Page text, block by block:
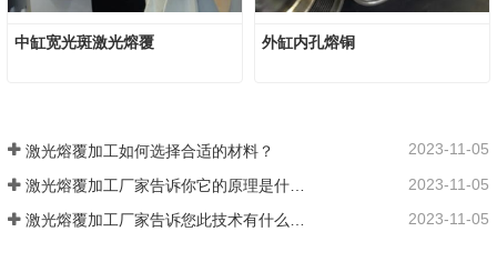
中缸宽光斑激光熔覆 外缸内孔熔铜
激光熔覆加工如何选择合适的材料？ 2023-11-05
2023-11-05
2023-11-05